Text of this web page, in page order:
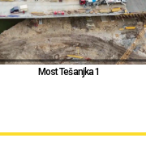
Crni Vrh